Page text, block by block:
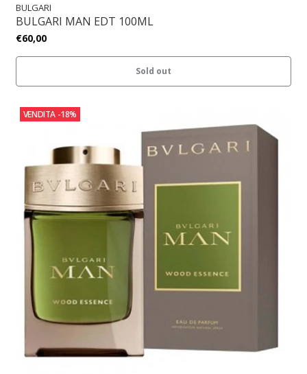
BULGARI
BULGARI MAN EDT 100ML
€60,00
Sold out
VENDITA -18%